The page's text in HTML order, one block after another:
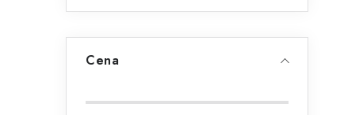
Cena